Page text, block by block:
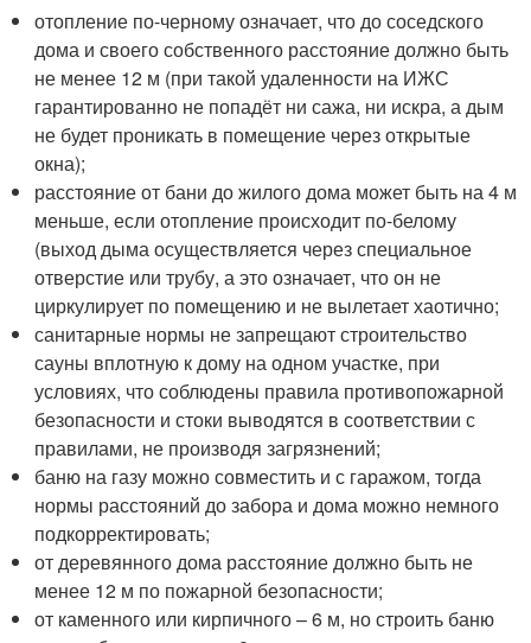
отопление по-черному означает, что до соседского
дома и своего собственного расстояние должно быть
не менее 12 м (при такой удаленности на ИЖС
гарантированно не попадёт ни сажа, ни искра, а дым
не будет проникать в помещение через открытые
окна);
расстояние от бани до жилого дома может быть на 4 м
меньше, если отопление происходит по-белому
(выход дыма осуществляется через специальное
отверстие или трубу, а это означает, что он не
циркулирует по помещению и не вылетает хаотично;
санитарные нормы не запрещают строительство
сауны вплотную к дому на одном участке, при
условиях, что соблюдены правила противопожарной
безопасности и стоки выводятся в соответствии с
правилами, не производя загрязнений;
баню на газу можно совместить и с гаражом, тогда
нормы расстояний до забора и дома можно немного
подкорректировать;
от деревянного дома расстояние должно быть не
менее 12 м по пожарной безопасности;
от каменного или кирпичного – 6 м, но строить баню